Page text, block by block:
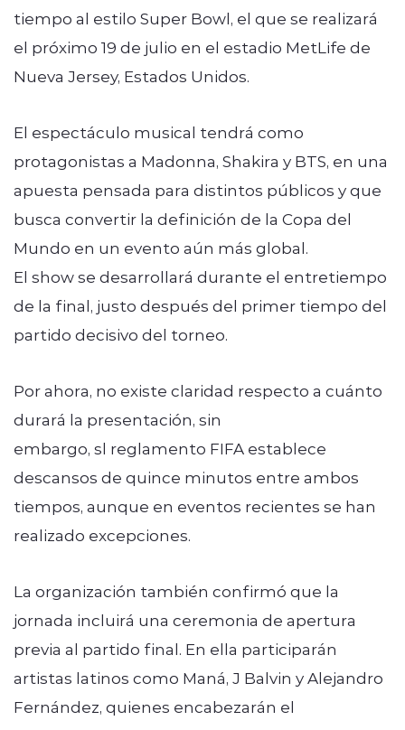
tiempo al estilo Super Bowl, el que se realizará
el próximo 19 de julio en el estadio MetLife de
Nueva Jersey, Estados Unidos.
El espectáculo musical tendrá como
protagonistas a Madonna, Shakira y BTS, en una
apuesta pensada para distintos públicos y que
busca convertir la definición de la Copa del
Mundo en un evento aún más global.
El show se desarrollará durante el entretiempo
de la final, justo después del primer tiempo del
partido decisivo del torneo.
Por ahora, no existe claridad respecto a cuánto
durará la presentación, sin
embargo, sl reglamento FIFA establece
descansos de quince minutos entre ambos
tiempos, aunque en eventos recientes se han
realizado excepciones.
La organización también confirmó que la
jornada incluirá una ceremonia de apertura
previa al partido final. En ella participarán
artistas latinos como Maná, J Balvin y Alejandro
Fernández, quienes encabezarán el